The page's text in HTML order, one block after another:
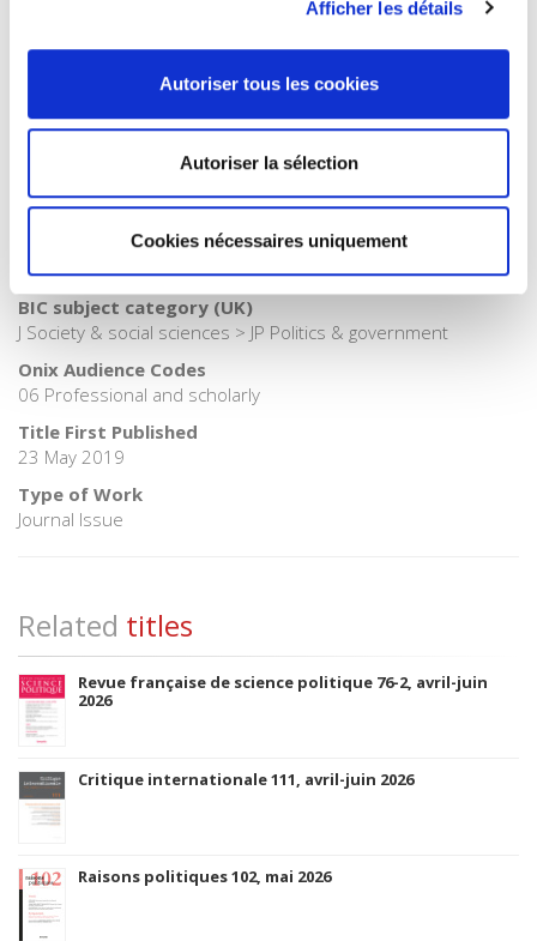
Afficher les détails
Autoriser tous les cookies
Autoriser la sélection
Cookies nécessaires uniquement
Political Science
Publisher Category
BISAC Subject Heading
SCIENCE / Public Affairs & Administration > POL028000
POLITICAL SCIENCE / Public Policy
BIC subject category (UK)
J Society & social sciences > JP Politics & government
Onix Audience Codes
06 Professional and scholarly
Title First Published
23 May 2019
Type of Work
Journal Issue
Related titles
Revue française de science politique 76-2, avril-juin
2026
Critique internationale 111, avril-juin 2026
Raisons politiques 102, mai 2026